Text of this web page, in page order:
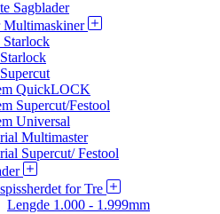
Sagblader
Starlock
QuickLOCK
Supercut/Festool
Universal
Multimaster
Supercut/ Festool
for Tre
Lengde 1.000 - 1.999mm